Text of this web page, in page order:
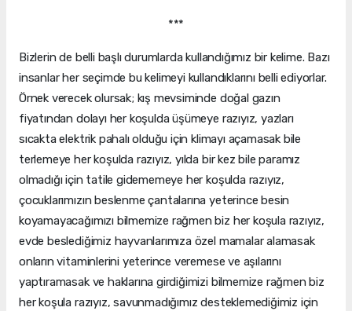
***
Bizlerin de belli başlı durumlarda kullandığımız bir kelime. Bazı
insanlar her seçimde bu kelimeyi kullandıklarını belli ediyorlar.
Örnek verecek olursak; kış mevsiminde doğal gazın
fiyatından dolayı her koşulda üşümeye razıyız, yazları
sıcakta elektrik pahalı olduğu için klimayı açamasak bile
terlemeye her koşulda razıyız, yılda bir kez bile paramız
olmadığı için tatile gidememeye her koşulda razıyız,
çocuklarımızın beslenme çantalarına yeterince besin
koyamayacağımızı bilmemize rağmen biz her koşula razıyız,
evde beslediğimiz hayvanlarımıza özel mamalar alamasak
onların vitaminlerini yeterince veremese ve aşılarını
yaptıramasak ve haklarına girdiğimizi bilmemize rağmen biz
her koşula razıyız, savunmadığımız desteklemediğimiz için